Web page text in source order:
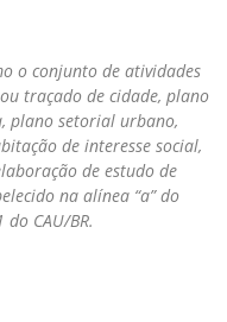
o conjunto de atividades
traçado de cidade, plano
plano setorial urbano,
de interesse social,
de estudo de
na alínea “a” do
CAU/BR.